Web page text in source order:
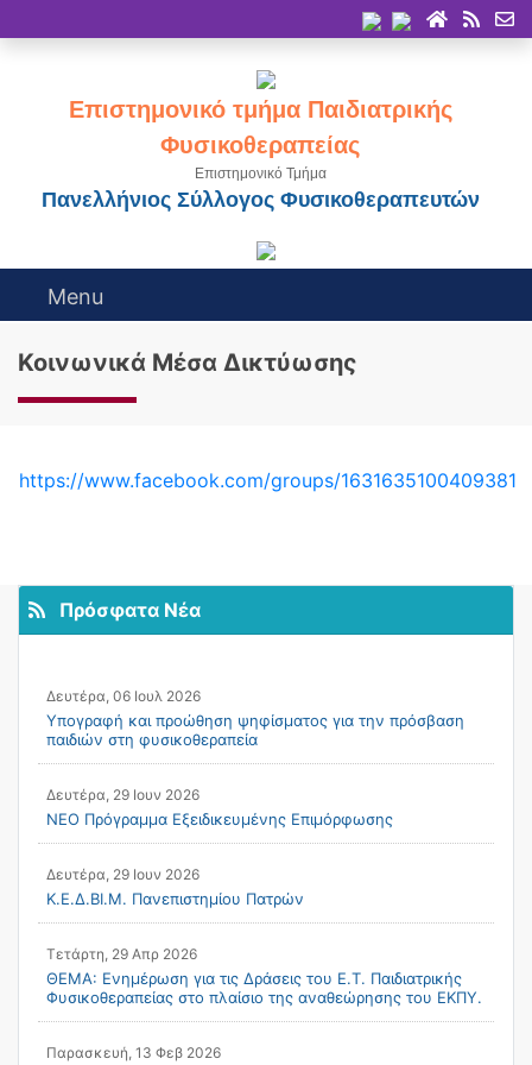
Επιστημονικό τμήμα Παιδιατρικής
Φυσικοθεραπείας
Επιστημονικό Τμήμα
Πανελλήνιος Σύλλογος Φυσικοθεραπευτών
Menu
Κοινωνικά Μέσα Δικτύωσης
https://www.facebook.com/groups/1631635100409381
Πρόσφατα Νέα
Δευτέρα, 06 Ιουλ 2026
Υπογραφή και προώθηση ψηφίσματος για την πρόσβαση
παιδιών στη φυσικοθεραπεία
Δευτέρα, 29 Ιουν 2026
ΝΕΟ Πρόγραμμα Εξειδικευμένης Επιμόρφωσης
Δευτέρα, 29 Ιουν 2026
Κ.Ε.Δ.ΒΙ.Μ. Πανεπιστημίου Πατρών
Τετάρτη, 29 Απρ 2026
ΘΕΜΑ: Ενημέρωση για τις Δράσεις του Ε.Τ. Παιδιατρικής
Φυσικοθεραπείας στο πλαίσιο της αναθεώρησης του ΕΚΠΥ.
Παρασκευή, 13 Φεβ 2026